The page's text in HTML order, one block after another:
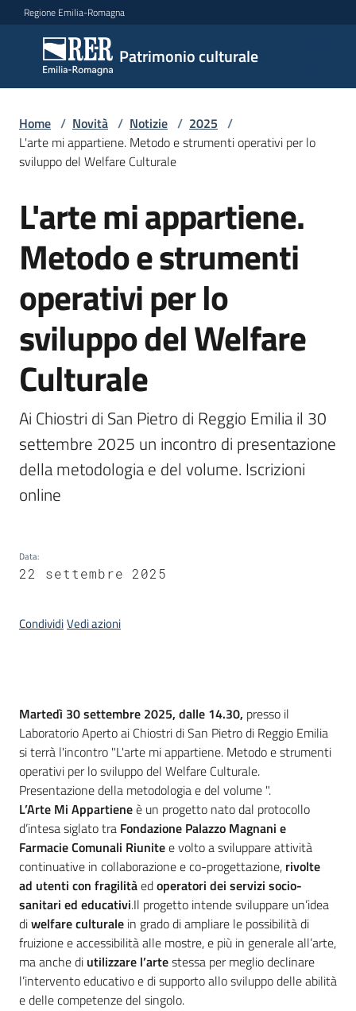
Vai al contenuto
Vai alla navigazione
Vai al footer
Regione Emilia-Romagna
Patrimonio culturale
Patrimonio
culturale
Argomenti
Novità
Servizi
Leggi
Atti
Bandi
Piani
Programmi
Progetti
Giuseppe
Guglielmi
Home / Novità / Notizie / 2025 /
L'arte mi appartiene. Metodo e strumenti operativi per lo
sviluppo del Welfare Culturale
Salta al contenuto
L'arte mi appartiene.
Metodo e strumenti
operativi per lo
sviluppo del Welfare
Culturale
Ai Chiostri di San Pietro di Reggio Emilia il 30
settembre 2025 un incontro di presentazione
della metodologia e del volume. Iscrizioni
online
Data:
22 settembre 2025
CondividiVedi azioni
Introduzione
Martedì 30 settembre 2025, dalle 14.30, presso il
Laboratorio Aperto ai Chiostri di San Pietro di Reggio Emilia
si terrà l'incontro "L'arte mi appartiene. Metodo e strumenti
operativi per lo sviluppo del Welfare Culturale.
Presentazione della metodologia e del volume ".
L’Arte Mi Appartieneè un progetto nato dal protocollo
d’intesa siglato tra Fondazione Palazzo Magnani e
Farmacie Comunali Riunitee volto a sviluppare attività
continuative in collaborazione e co-progettazione, rivolte
ad utenti con fragilitàedoperatori dei servizi socio-
sanitari ed educativi.Il progetto intende sviluppare un’idea
diwelfare culturale in grado di ampliare le possibilità di
fruizione e accessibilità alle mostre, e più in generale all’arte,
ma anche di utilizzare l’artestessa per meglio declinare
l’intervento educativo e di supporto allo sviluppo delle abilità
e delle competenze del singolo.